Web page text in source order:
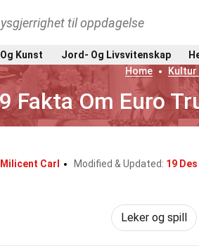
til oppdagelse
Kunst Jord- Og Livsvitenskap
Home
Kultur
Fakta Om Euro
Milicent Carl Modified & Updated: 19
Leker og spill